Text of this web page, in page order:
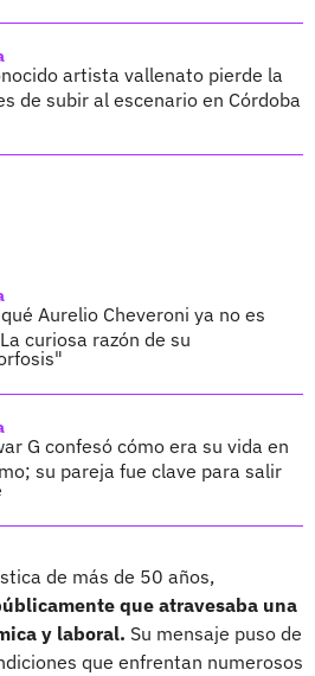
artista vallenato pierde la
de subir al escenario en Córdoba
Aurelio Cheveroni ya no es
curiosa razón de su
G confesó cómo era su vida en
su pareja fue clave para salir
de más de 50 años,
que atravesaba una
y laboral. Su mensaje puso de
que enfrentan numerosos